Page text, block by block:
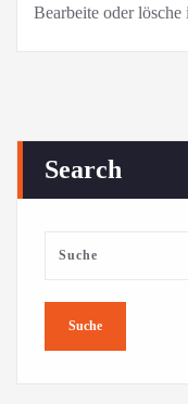
Bearbeite oder
Search